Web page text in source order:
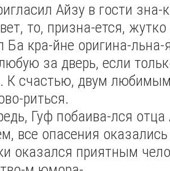
Айзу в гости
то, призна-ется,
кра-йне оригина-
за дверь, если
К счастью, двум
риться.
Гуф побаива-лся
все опасения
оказался приятным